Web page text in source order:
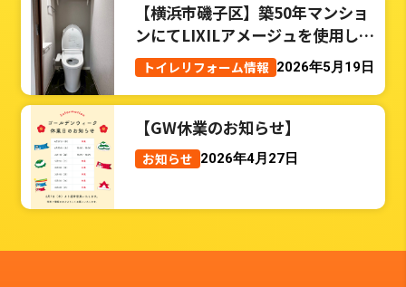
【横浜市磯子区】築50年マンショ
ンにてLIXILアメージュを使用した
トイレリフォーム事例
トイレリフォーム情報 2026年5月19日
【GW休業のお知らせ】
お知らせ 2026年4月27日